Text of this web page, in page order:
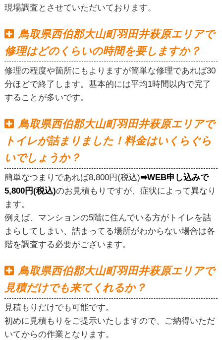
現場調査とさせていただいております。
鳥取県西伯郡大山町羽田井萩原エリアで
修理はどのくらいの時間を要しますか？
修理の程度や箇所にもよりますが簡単な修理であれば30
分ほどで終了します。基本的には平均1時間以内で完了
することが多いです。
鳥取県西伯郡大山町羽田井萩原エリアで
トイレが詰まりました！料金はいくらぐら
いでしょうか？
簡単なつまりであれば8,800円(税込)➡WEB申し込みで
5,800円(税込)のお見積もりですが、症状によって異なり
ます。
例えば、マンションの5階に住んでいる方がトイレを詰
まらしてしまい、詰まってる場所がわからない場合は各
階を調査する必要がございます。
鳥取県西伯郡大山町羽田井萩原エリアで
見積だけでも来てくれるか？
見積もりだけでも可能です。
初めに見積もりをご提示いたしますので、ご納得いただ
いてからの作業となります。